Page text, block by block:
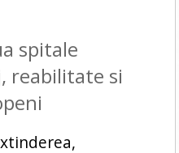
spitale
reabilitate si